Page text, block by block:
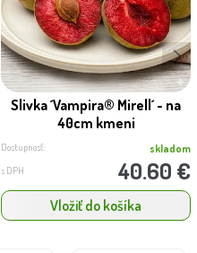
Slivka ´Vampira® Mirell´ - na
40cm kmeni
Dostupnosť: skladom
s DPH 40.60 €
Vložiť do košíka